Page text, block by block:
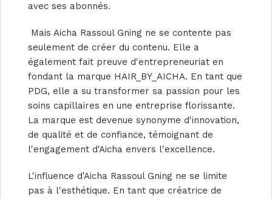
avec ses abonnés.
Mais Aicha Rassoul Gning ne se contente pas
seulement de créer du contenu. Elle a
également fait preuve d'entrepreneuriat en
fondant la marque HAIR_BY_AICHA. En tant que
PDG, elle a su transformer sa passion pour les
soins capillaires en une entreprise florissante.
La marque est devenue synonyme d'innovation,
de qualité et de confiance, témoignant de
l'engagement d'Aicha envers l'excellence.
L'influence d'Aicha Rassoul Gning ne se limite
pas à l'esthétique. En tant que créatrice de